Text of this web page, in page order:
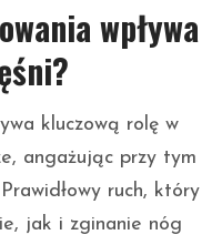
wpływa
kluczową rolę w
angażując przy tym
ruch, który
jak i zginanie nóg